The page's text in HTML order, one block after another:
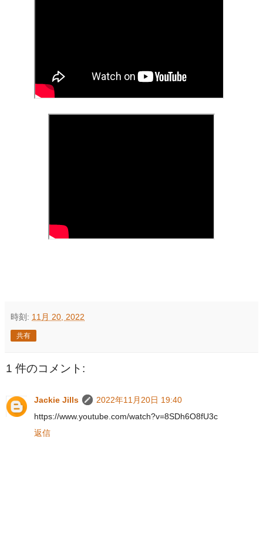
時刻: 11月 20, 2022
共有
1 件のコメント:
Jackie Jills
2022年11月20日 19:40
https://www.youtube.com/watch?v=8SDh6O8fU3c
返信